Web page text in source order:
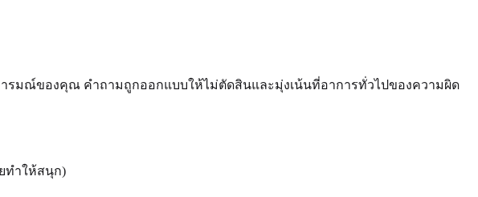
ารมณ์ของคุณ คำถามถูกออกแบบให้ไม่ตัดสินและมุ่งเน้นที่อาการทั่วไปของความผิด
ทำให้สนุก)